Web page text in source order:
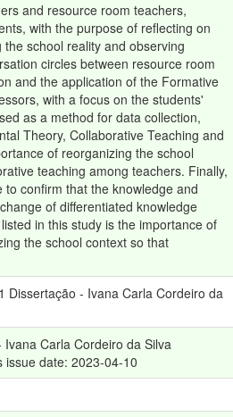
and resource room teachers,
with the purpose of reflecting on
school reality and observing
circles between resource room
and the application of the Formative
with a focus on the students'
as a method for data collection,
Theory, Collaborative Teaching and
of reorganizing the school
teaching among teachers. Finally,
confirm that the knowledge and
of differentiated knowledge
in this study is the importance of
the school context so that
Dissertação - Ivana Carla Cordeiro da
Carla Cordeiro da Silva
issue date: 2023-04-10